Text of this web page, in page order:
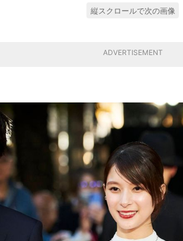
縦スクロールで次の画像
ADVERTISEMENT